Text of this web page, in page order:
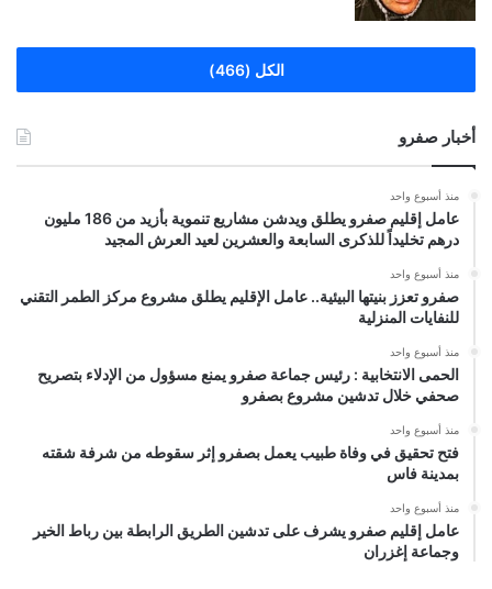
الكل (466)
أخبار صفرو
منذ أسبوع واحد
عامل إقليم صفرو يطلق ويدشن مشاريع تنموية بأزيد من 186 مليون
درهم تخليداً للذكرى السابعة والعشرين لعيد العرش المجيد
منذ أسبوع واحد
صفرو تعزز بنيتها البيئية.. عامل الإقليم يطلق مشروع مركز الطمر التقني
للنفايات المنزلية
منذ أسبوع واحد
الحمى الانتخابية : رئيس جماعة صفرو يمنع مسؤول من الإدلاء بتصريح
صحفي خلال تدشين مشروع بصفرو
منذ أسبوع واحد
فتح تحقيق في وفاة طبيب يعمل بصفرو إثر سقوطه من شرفة شقته
بمدينة فاس
منذ أسبوع واحد
عامل إقليم صفرو يشرف على تدشين الطريق الرابطة بين رباط الخير
وجماعة إغزران